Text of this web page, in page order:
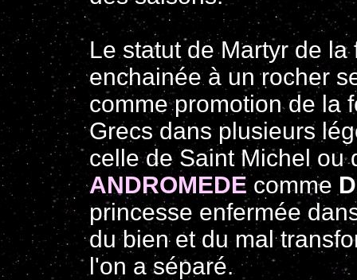
Le statut de Martyr de
enchainée à un rocher
comme promotion de la
Grecs dans plusieurs
celle de Saint Michel ou
ANDROMEDE comme
princesse enfermée
du bien et du mal
l'on a séparé.